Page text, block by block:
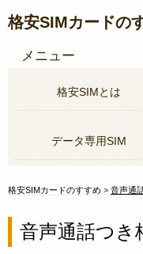
格安SIMカードの
メニュー
格安SIMとは
データ専用SIM
格安SIMカードのすすめ 音声通
音声通話つき